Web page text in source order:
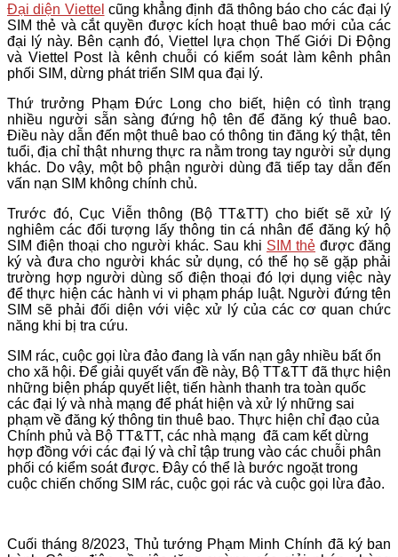
Đại diện Viettel cũng khẳng định đã thông báo cho các đại lý
SIM thẻ và cắt quyền được kích hoạt thuê bao mới của các
đại lý này. Bên cạnh đó, Viettel lựa chọn Thế Giới Di Động
và Viettel Post là kênh chuỗi có kiểm soát làm kênh phân
phối SIM, dừng phát triển SIM qua đại lý.
Thứ trưởng Phạm Đức Long cho biết, hiện có tình trạng
nhiều người sẵn sàng đứng hộ tên để đăng ký thuê bao.
Điều này dẫn đến một thuê bao có thông tin đăng ký thật, tên
tuổi, địa chỉ thật nhưng thực ra nằm trong tay người sử dụng
khác. Do vậy, một bộ phận người dùng đã tiếp tay dẫn đến
vấn nạn SIM không chính chủ.
Trước đó, Cục Viễn thông (Bộ TT&TT) cho biết sẽ xử lý
nghiêm các đối tượng lấy thông tin cá nhân để đăng ký hộ
SIM điện thoại cho người khác. Sau khi SIM thẻ được đăng
ký và đưa cho người khác sử dụng, có thể họ sẽ gặp phải
trường hợp người dùng số điện thoại đó lợi dụng việc này
để thực hiện các hành vi vi phạm pháp luật. Người đứng tên
SIM sẽ phải đối diện với việc xử lý của các cơ quan chức
năng khi bị tra cứu.
SIM rác, cuộc gọi lừa đảo đang là vấn nạn gây nhiều bất ổn
cho xã hội. Để giải quyết vấn đề này, Bộ TT&TT đã thực hiện
những biện pháp quyết liệt, tiến hành thanh tra toàn quốc
các đại lý và nhà mạng để phát hiện và xử lý những sai
phạm về đăng ký thông tin thuê bao. Thực hiện chỉ đạo của
Chính phủ và Bộ TT&TT, các nhà mạng đã cam kết dừng
hợp đồng với các đại lý và chỉ tập trung vào các chuỗi phân
phối có kiểm soát được. Đây có thể là bước ngoặt trong
cuộc chiến chống SIM rác, cuộc gọi rác và cuộc gọi lừa đảo.
Cuối tháng 8/2023, Thủ tướng Phạm Minh Chính đã ký ban